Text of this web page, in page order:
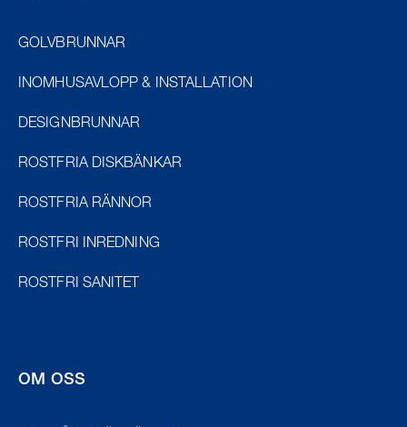
GOLVBRUNNAR
INOMHUSAVLOPP & INSTALLATION
DESIGNBRUNNAR
ROSTFRIA DISKBÄNKAR
ROSTFRIA RÄNNOR
ROSTFRI INREDNING
ROSTFRI SANITET
OM OSS